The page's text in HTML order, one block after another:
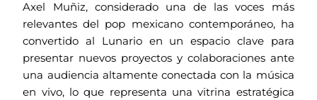
Axel Muñiz, considerado una de las voces más
relevantes del pop mexicano contemporáneo, ha
convertido al Lunario en un espacio clave para
presentar nuevos proyectos y colaboraciones ante
una audiencia altamente conectada con la música
en vivo, lo que representa una vitrina estratégica